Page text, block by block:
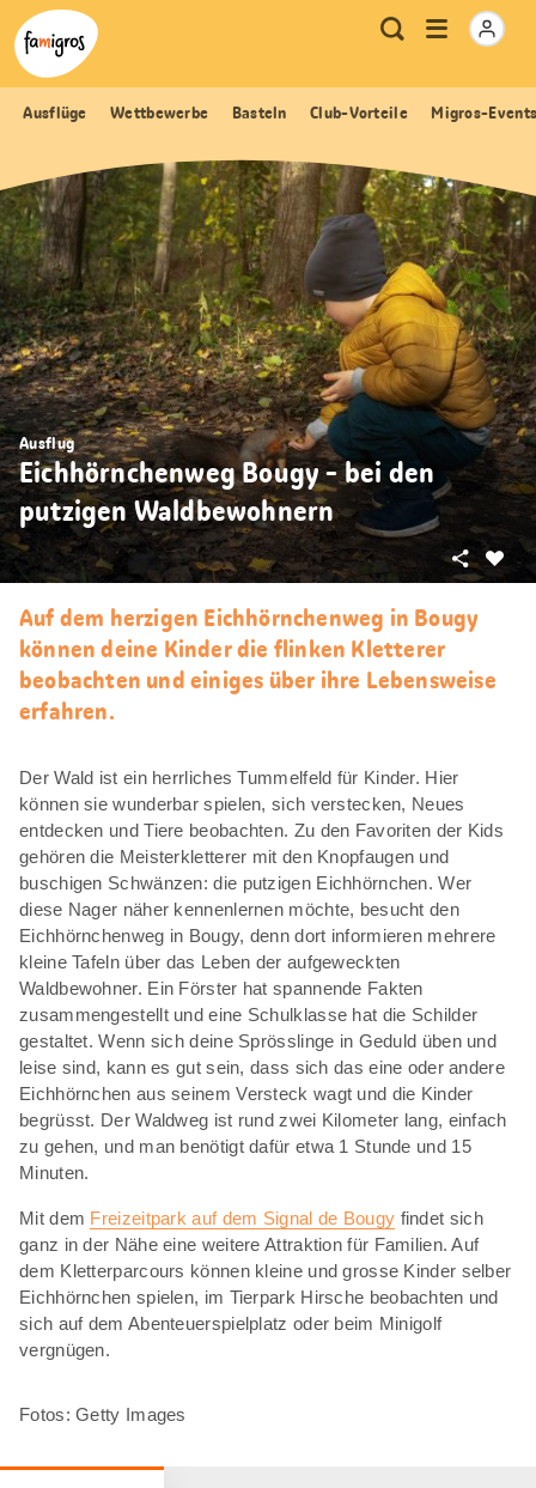
Sprungmarken
Navigation
Header
Logo
Meta
Navigation
Suche
Menu
öffnen
Ausflüge Wettbewerbe Basteln Club-Vorteile Migros-
Ausflug
Eichhörnchenweg Bougy - bei den
putzigen Waldbewohnern
Teilen
Auf dem herzigen Eichhörnchenweg in Bougy
können deine Kinder die flinken Kletterer
beobachten und einiges über ihre Lebensweise
erfahren.
Der Wald ist ein herrliches Tummelfeld für Kinder. Hier
können sie wunderbar spielen, sich verstecken, Neues
entdecken und Tiere beobachten. Zu den Favoriten der Kids
gehören die Meisterkletterer mit den Knopfaugen und
buschigen Schwänzen: die putzigen Eichhörnchen. Wer
diese Nager näher kennenlernen möchte, besucht den
Eichhörnchenweg in Bougy, denn dort informieren mehrere
kleine Tafeln über das Leben der aufgeweckten
Waldbewohner. Ein Förster hat spannende Fakten
zusammengestellt und eine Schulklasse hat die Schilder
gestaltet. Wenn sich deine Sprösslinge in Geduld üben und
leise sind, kann es gut sein, dass sich das eine oder andere
Eichhörnchen aus seinem Versteck wagt und die Kinder
begrüsst. Der Waldweg ist rund zwei Kilometer lang, einfach
zu gehen, und man benötigt dafür etwa 1 Stunde und 15
Minuten.
Mit dem Freizeitpark auf dem Signal de Bougy findet sich
ganz in der Nähe eine weitere Attraktion für Familien. Auf
dem Kletterparcours können kleine und grosse Kinder selber
Eichhörnchen spielen, im Tierpark Hirsche beobachten und
sich auf dem Abenteuerspielplatz oder beim Minigolf
vergnügen.
Fotos: Getty Images